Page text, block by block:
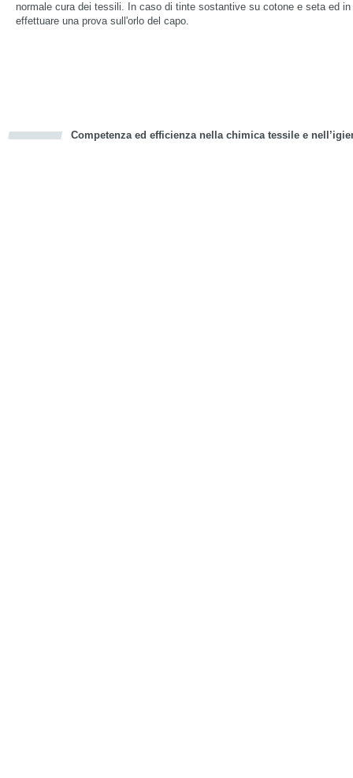
normale cura dei tessili. In caso di tinte sostantive su cotone e seta ed
effettuare una prova sull'orlo del capo.
Competenza ed efficienza nella chimica tessile e